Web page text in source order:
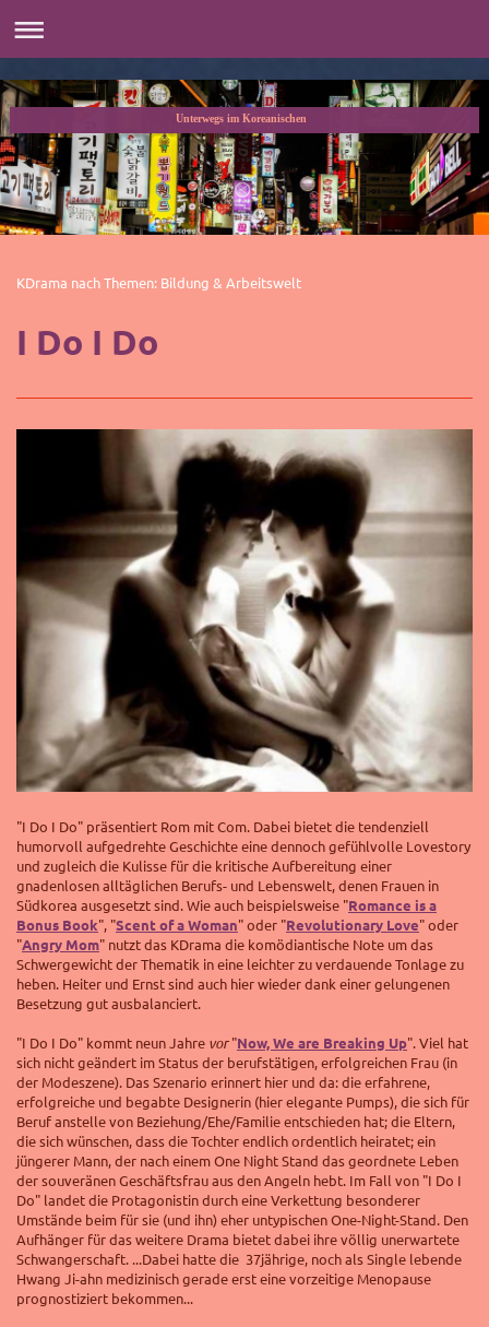
Unterwegs im Koreanischen
KDrama nach Themen: Bildung & Arbeitswelt
I Do I Do
"I Do I Do" präsentiert Rom mit Com. Dabei bietet die tendenziell
humorvoll aufgedrehte Geschichte eine dennoch gefühlvolle Lovestory
und zugleich die Kulisse für die kritische Aufbereitung einer
gnadenlosen alltäglichen Berufs- und Lebenswelt, denen Frauen in
Südkorea ausgesetzt sind. Wie auch beispielsweise "Romance is a
Bonus Book", "Scent of a Woman" oder "Revolutionary Love" oder
"Angry Mom" nutzt das KDrama die komödiantische Note um das
Schwergewicht der Thematik in eine leichter zu verdauende Tonlage zu
heben. Heiter und Ernst sind auch hier wieder dank einer gelungenen
Besetzung gut ausbalanciert.
"I Do I Do" kommt neun Jahre vor"Now, We are Breaking Up". Viel hat
sich nicht geändert im Status der berufstätigen, erfolgreichen Frau (in
der Modeszene). Das Szenario erinnert hier und da: die erfahrene,
erfolgreiche und begabte Designerin (hier elegante Pumps), die sich für
Beruf anstelle von Beziehung/Ehe/Familie entschieden hat; die Eltern,
die sich wünschen, dass die Tochter endlich ordentlich heiratet; ein
jüngerer Mann, der nach einem One Night Stand das geordnete Leben
der souveränen Geschäftsfrau aus den Angeln hebt. Im Fall von "I Do I
Do" landet die Protagonistin durch eine Verkettung besonderer
Umstände beim für sie (und ihn) eher untypischen One-Night-Stand. Den
Aufhänger für das weitere Drama bietet dabei ihre völlig unerwartete
Schwangerschaft. ...Dabei hatte die 37jährige, noch als Single lebende
Hwang Ji-ahn medizinisch gerade erst eine vorzeitige Menopause
prognostiziert bekommen...